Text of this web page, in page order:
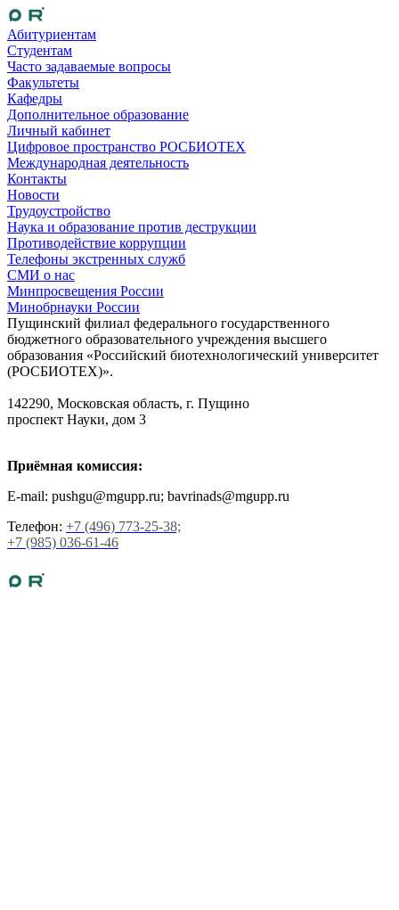
Абитуриентам
Студентам
Часто задаваемые вопросы
Факультеты
Кафедры
Дополнительное образование
Личный кабинет
Цифровое пространство РОСБИОТЕХ
Международная деятельность
Контакты
Новости
Трудоустройство
Наука и образование против деструкции
Противодействие коррупции
Телефоны экстренных служб
СМИ о нас
Минпросвещения России
Минобрнауки России
Пущинский филиал федерального государственного
бюджетного образовательного учреждения высшего
образования «Российский биотехнологический университет
(РОСБИОТЕХ)».
142290, Московская область, г. Пущино
проспект Науки, дом 3
Приёмная комиссия:
E-mail: pushgu@mgupp.ru; bavrinads@mgupp.ru
Телефон: +7 (496) 773-25-38;
+7 (985) 036-61-46